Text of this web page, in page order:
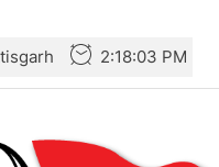
2:18:03 PM